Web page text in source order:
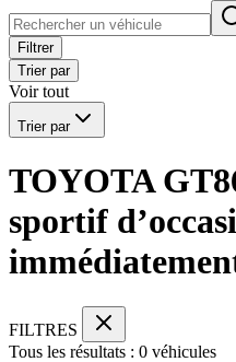
Filtrer
Trier par
Voir tout
Trier par
TOYOTA
sportif
FILTRES
Tous les résultats : 0 véhicules